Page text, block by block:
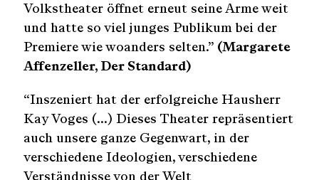
Volkstheater öffnet erneut seine Arme weit
und hatte so viel junges Publikum bei der
Premiere wie woanders selten.” (Margarete
Affenzeller, Der Standard)
“Inszeniert hat der erfolgreiche Hausherr
Kay Voges (…) Dieses Theater repräsentiert
auch unsere ganze Gegenwart, in der
verschiedene Ideologien, verschiedene
Verständnisse von der Welt